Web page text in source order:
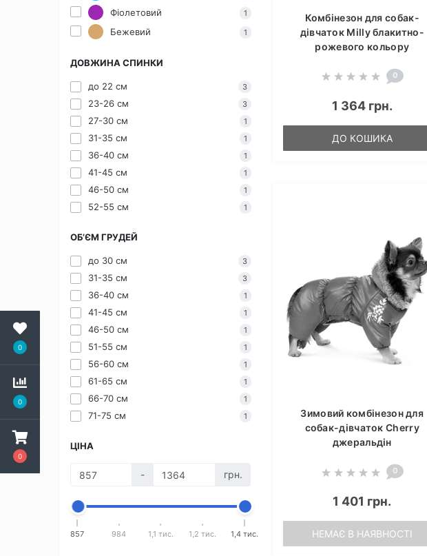
0
0
0
Фіолетовий 1
Бежевий 1
ДОВЖИНА СПИНКИ
до 22 см 3
23-26 см 3
27-30 см 1
31-35 см 1
36-40 см 1
41-45 см 1
46-50 см 1
52-55 см 1
ОБ’ЄМ ГРУДЕЙ
до 30 см 3
31-35 см 3
36-40 см 1
41-45 см 1
46-50 см 1
51-55 см 1
56-60 см 1
61-65 см 1
66-70 см 1
71-75 см 1
ЦІНА
- грн.
857 984 1,1 тис. 1,2 тис. 1,4 тис.
Комбінезон для собак-
дівчаток Milly блакитно-
рожевого кольору
0
1 364 грн.
ДО КОШИКА
Зимовий комбінезон для
собак-дівчаток Cherry
джеральдін
0
1 401 грн.
НЕМАЄ В НАЯВНОСТІ